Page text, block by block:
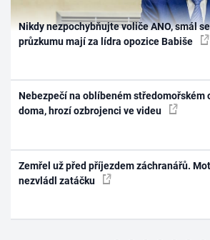
Nikdy nezpochybňujte voliče ANO, smál
průzkumu mají za lídra opozice Babiše
Nebezpečí na oblíbeném středomořském
doma, hrozí ozbrojenci ve videu
Zemřel už před příjezdem záchranářů.
nezvládl zatáčku